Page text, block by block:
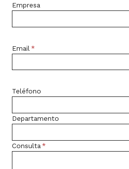
TU
Empresa
Email *
Teléfono
Departamento
Consulta *